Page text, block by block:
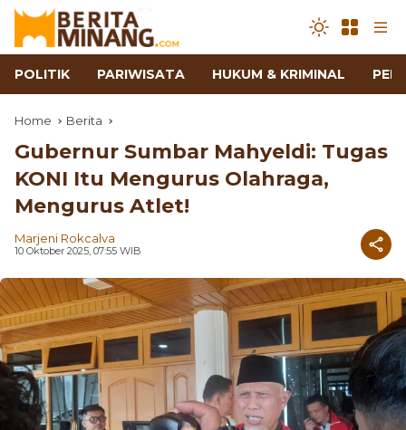
POLITIK PARIWISATA HUKUM & KRIMINAL
Home Berita
Gubernur Sumbar Mahyeldi: Tugas
KONI Itu Mengurus Olahraga,
Mengurus Atlet!
Marjeni Rokcalva
10 Oktober 2025, 07:55 WIB